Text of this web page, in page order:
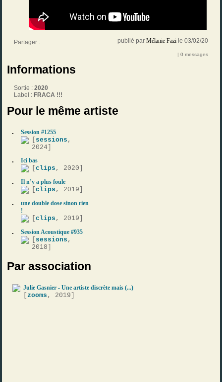
Partager : publié par Mélanie Fazi le 03/02/20
| 0 messages
Informations
Sortie :2020
Label : FRACA !!!
Pour le même artiste
Session #1255
sessions ,
2024]
Ici bas
[clips , 2020]
Il n’y a plus foule
[clips , 2019]
une double dose sinon rien
!
[clips , 2019]
Session Acoustique #935
sessions ,
2018]
Par association
Julie Gasnier - Une artiste discrète mais (...)
[zooms , 2019]